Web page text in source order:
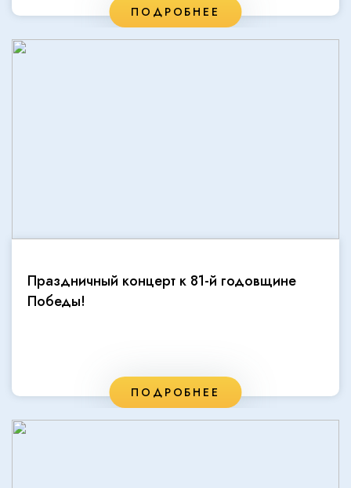
ПОДРОБНЕЕ
Праздничный концерт к 81-й годовщине
Победы!
ПОДРОБНЕЕ